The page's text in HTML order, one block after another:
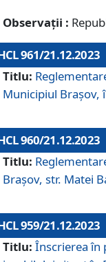
Observații :
961/21.12.2023
Titlu:
Municipiul Brașov,
960/21.12.2023
Titlu:
Brașov, str. Matei
959/21.12.2023
Titlu: Înscrierea în